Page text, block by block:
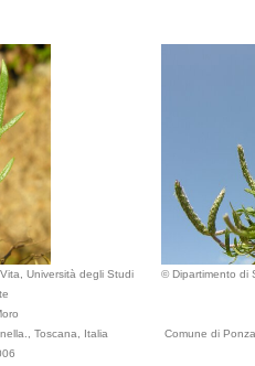
Università degli Studi
Toscana, Italia
© Dipartimento di
Comune di